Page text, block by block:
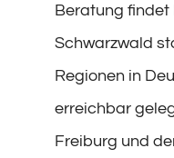
Beratung findet
Schwarzwald
Regionen in
erreichbar
Freiburg und